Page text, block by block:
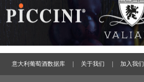
意大利葡萄酒数据库 关于我们 加入我们